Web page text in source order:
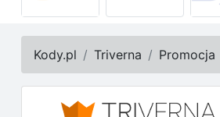
Kody.pl Triverna Promocja